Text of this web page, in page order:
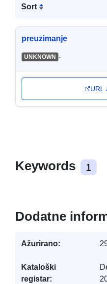
Sort
preuzimanje
UNKNOWN -
URL
Keywords 1
Dodatne
Ažurirano:
Kataloški
registar: